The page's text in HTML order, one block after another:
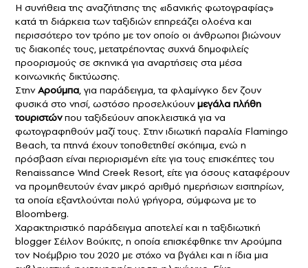
Η συνήθεια της αναζήτησης της «ιδανικής φωτογραφίας»
κατά τη διάρκεια των ταξιδιών επηρεάζει ολοένα και
περισσότερο τον τρόπο με τον οποίο οι άνθρωποι βιώνουν
τις διακοπέςτους, μετατρέποντας συχνά δημοφιλείς
προορισμούς σε σκηνικά για αναρτήσεις στα μέσα
κοινωνικής δικτύωσης.
ΣτηνΑρούμπα, για παράδειγμα, τα φλαμίνγκο δεν ζουν
φυσικά στο νησί, ωστόσο προσελκύουνμεγάλα πλήθη
τουριστώνπου ταξιδεύουν αποκλειστικά για να
φωτογραφηθούν μαζί τους. Στην ιδιωτική παραλία Flamingo
Beach, τα πτηνά έχουν τοποθετηθεί σκόπιμα, ενώ η
πρόσβαση είναι περιορισμένη είτε για τους επισκέπτες του
Renaissance Wind Creek Resort, είτε για όσους καταφέρουν
να προμηθευτούν έναν μικρό αριθμό ημερήσιων εισιτηρίων,
τα οποία εξαντλούνται πολύ γρήγορα, σύμφωνα με το
Bloomberg.
Χαρακτηριστικό παράδειγμα αποτελεί και η ταξιδιωτική
blogger Σέιλον Βούκιτς, η οποία επισκέφθηκε την Αρούμπα
τον Νοέμβριο του 2020 με στόχο να βγάλει και η ίδια μια